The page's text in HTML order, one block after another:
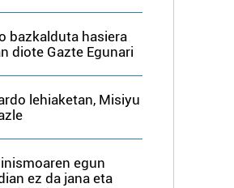
bazkalduta hasiera
diote Gazte Egunari
lehiaketan, Misiyu
egun
ez da jana eta